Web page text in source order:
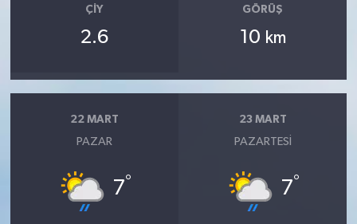
ÇIY
2.6
GÖRÜŞ
10 km
22 MART
PAZAR
7°
23 MART
PAZARTESI
7°
SAĞLIK
Sındırgı